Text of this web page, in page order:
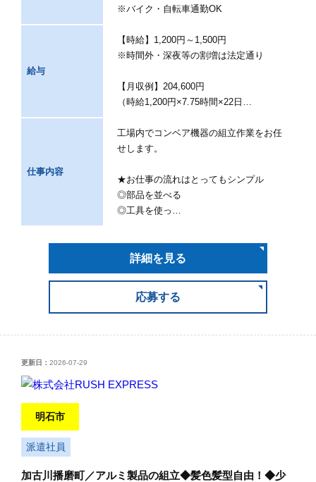
※バイク・自転車通勤OK
給与
【時給】1,200円～1,500円
※時間外・深夜等の割増は法定通り
【月収例】204,600円
（時給1,200円×7.75時間×22日…
仕事内容
工場内でコンベア機器の組立作業をお任
せします。
★お仕事の流れはとってもシンプル
◎部品を並べる
◎工具を使っ…
詳細を見る
応募する
更新日： 2026-07-29
明石市
派遣社員
加古川播磨町／アルミ製品の組立◆髪色髪型自由！◆少